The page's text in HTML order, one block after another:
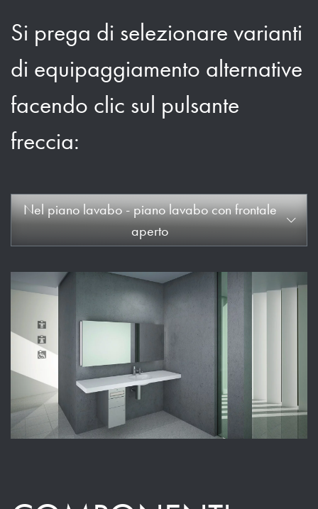
Si prega di selezionare varianti
di equipaggiamento alternative
facendo clic sul pulsante
freccia:
Nel piano lavabo - piano lavabo con frontale
aperto